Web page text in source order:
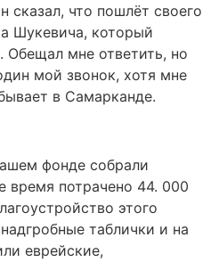
сказал, что пошлёт своего
Шукевича, который
Обещал мне ответить, но
мой звонок, хотя мне
в Самарканде.
фонде собрали
время потрачено 44. 000
этого
таблички и на
еврейские,